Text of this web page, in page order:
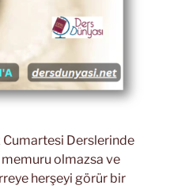
Derslerinde
memuru olmazsa ve
herşeyi görür bir